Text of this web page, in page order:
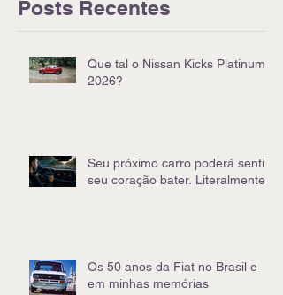
Posts Recentes
Que tal o Nissan Kicks Platinum
2026?
Seu próximo carro poderá sentir
seu coração bater. Literalmente
Os 50 anos da Fiat no Brasil e
em minhas memórias